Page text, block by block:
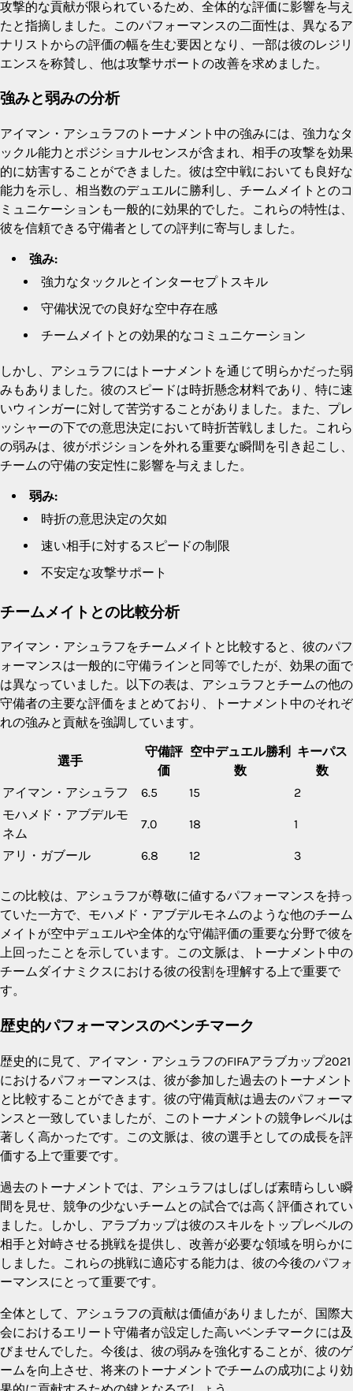
攻撃的な貢献が限られているため、全体的な評価に影響を与え
たと指摘しました。このパフォーマンスの二面性は、異なるア
ナリストからの評価の幅を生む要因となり、一部は彼のレジリ
エンスを称賛し、他は攻撃サポートの改善を求めました。
強みと弱みの分析
アイマン・アシュラフのトーナメント中の強みには、強力なタ
ックル能力とポジショナルセンスが含まれ、相手の攻撃を効果
的に妨害することができました。彼は空中戦においても良好な
能力を示し、相当数のデュエルに勝利し、チームメイトとのコ
ミュニケーションも一般的に効果的でした。これらの特性は、
彼を信頼できる守備者としての評判に寄与しました。
強み:
強力なタックルとインターセプトスキル
守備状況での良好な空中存在感
チームメイトとの効果的なコミュニケーション
しかし、アシュラフにはトーナメントを通じて明らかだった弱
みもありました。彼のスピードは時折懸念材料であり、特に速
いウィンガーに対して苦労することがありました。また、プレ
ッシャーの下での意思決定において時折苦戦しました。これら
の弱みは、彼がポジションを外れる重要な瞬間を引き起こし、
チームの守備の安定性に影響を与えました。
弱み:
時折の意思決定の欠如
速い相手に対するスピードの制限
不安定な攻撃サポート
チームメイトとの比較分析
アイマン・アシュラフをチームメイトと比較すると、彼のパフ
ォーマンスは一般的に守備ラインと同等でしたが、効果の面で
は異なっていました。以下の表は、アシュラフとチームの他の
守備者の主要な評価をまとめており、トーナメント中のそれぞ
れの強みと貢献を強調しています。
選手
守備評
価
空中デュエル勝利
数
キーパス
数
アイマン・アシュラフ
6.5 15
2
モハメド・アブデルモ
ネム
7.0 18 1
アリ・ガブール 6.8 12 3
この比較は、アシュラフが尊敬に値するパフォーマンスを持っ
ていた一方で、モハメド・アブデルモネムのような他のチーム
メイトが空中デュエルや全体的な守備評価の重要な分野で彼を
上回ったことを示しています。この文脈は、トーナメント中の
チームダイナミクスにおける彼の役割を理解する上で重要で
す。
歴史的パフォーマンスのベンチマーク
歴史的に見て、アイマン・アシュラフのFIFAアラブカップ2021
におけるパフォーマンスは、彼が参加した過去のトーナメント
と比較することができます。彼の守備貢献は過去のパフォーマ
ンスと一致していましたが、このトーナメントの競争レベルは
著しく高かったです。この文脈は、彼の選手としての成長を評
価する上で重要です。
過去のトーナメントでは、アシュラフはしばしば素晴らしい瞬
間を見せ、競争の少ないチームとの試合では高く評価されてい
ました。しかし、アラブカップは彼のスキルをトップレベルの
相手と対峙させる挑戦を提供し、改善が必要な領域を明らかに
しました。これらの挑戦に適応する能力は、彼の今後のパフォ
ーマンスにとって重要です。
全体として、アシュラフの貢献は価値がありましたが、国際大
会におけるエリート守備者が設定した高いベンチマークには及
びませんでした。今後は、彼の弱みを強化することが、彼のゲ
ームを向上させ、将来のトーナメントでチームの成功により効